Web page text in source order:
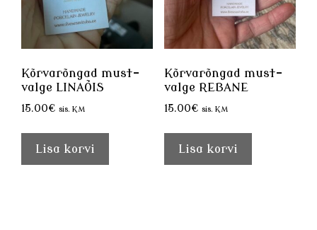
Kõrvarõngad must-
valge LINAÕIS
15.00€ sis. KM
Lisa korvi
Kõrvarõngad must-
valge REBANE
15.00€ sis. KM
Lisa korvi